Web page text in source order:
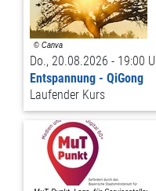
Do., 20.08.2026 - 19:00
Entspannung - QiGong
Laufender Kurs